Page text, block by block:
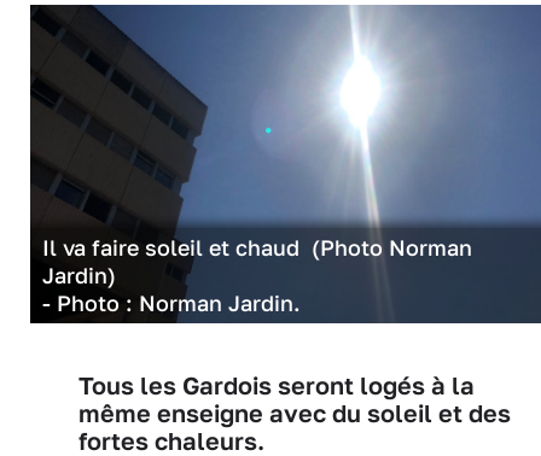
Il va faire soleil et chaud (Photo Norman
Jardin)
- Photo : Norman Jardin.
Tous les Gardois seront logés à la
même enseigne avec du soleil et des
fortes chaleurs.